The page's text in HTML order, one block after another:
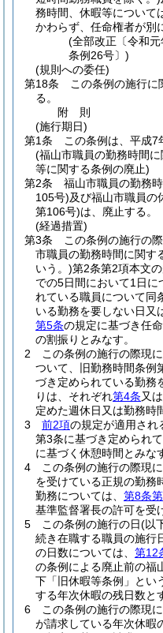
務時間、休暇等について
かわらず、任命権者が別
(全部改正〔令和
条例26号〕)
(規則への委任)
第18条
この条例の施行に
る。
附 則
(施行期日)
第1条
この条例は、平成7
(福山市職員の勤務時間
等に関する条例の廃止)
第2条
福山市職員の勤務
105号)及び福山市職員の
第106号)は、廃止する。
(経過措置)
第3条
この条例の施行の
市職員の勤務時間に関す
いう。)第2条第2項本文
での5日間において1日に
れている職員について同
いる勤務を要しない日又
第5条の規定に基づき任
の割振りとみなす。
2
この条例の施行の際現に
ついて、旧勤務時間条例
づき定められている勤務
りは、それぞれ第4条又は
定めた週休日又は勤務時
3
前2項の規定が適用され
第3条に基づき定められ
に基づく休憩時間とみな
4
この条例の施行の際現
を受けている正規の勤務
勤務については、 第8条
基準監督署長の許可を受
5
この条例の施行の日(以
続き在職する職員の施行
の日数については、 第12
の条例による廃止前の福
下「旧休暇等条例」とい
する年次休暇の残日数と
6
この条例の施行の際現
が請求している年次休暇